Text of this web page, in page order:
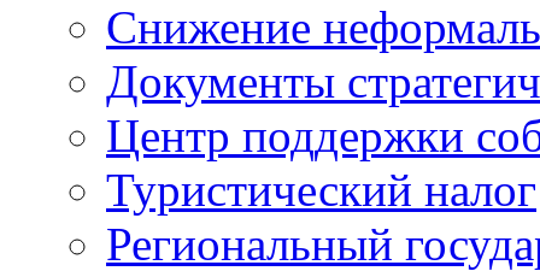
Снижение
Документы
Центр поддержки
Туристический налог
Региональный